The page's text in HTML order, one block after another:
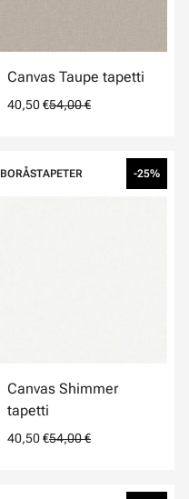
Canvas Taupe tapetti
40,50 €54,00 €
BORÅSTAPETER -25%
Canvas Shimmer
tapetti
40,50 €54,00 €